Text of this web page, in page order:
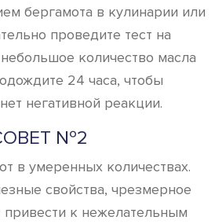
бергамота в кулинарии или
проведите тест на
количество масла
24 часа, чтобы
негативной реакции.
№2
в умеренных количествах.
свойства, чрезмерное
к нежелательным